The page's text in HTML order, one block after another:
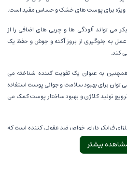
ویژه برای پوست های خشک و حساس مفید است.
می تواند آلودگی ها و چربی های اضافی را از
به جلوگیری از بروز آکنه و جوش و حفظ یک
کند.
به عنوان یک تقویت کننده شناخته می
توان برای بهبود سلامت و جوانی پوست استفاده
تولید کلاژن و بهبود ساختار پوست کمک می
فرابکر دارای خواص ضد عفونی کننده است که
ها و ویروس ها کمک کند. این ویژگی به جلوگیری
می کند.
بیشتر